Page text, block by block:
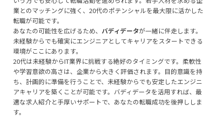
業とのマッチングに強く、20代のポテンシャルを最大限に活かした
転職が可能です。
あなたの可能性を広げるため、 バディデータが一緒に伴走します。
未経験からでも確実にエンジニアとしてキャリアをスタートできる
環境がここにあります。
20代は未経験からIT業界に挑戦する絶好のタイミングです。柔軟性
や学習意欲の高さは、企業から大きく評価されます。目的意識を持
ち、計画的に準備を行うことで、未経験からでも安定したエンジニ
アキャリアを築くことが可能です。バディデータを活用すれば、最
適な求人紹介と手厚いサポートで、あなたの転職成功を後押ししま
す。